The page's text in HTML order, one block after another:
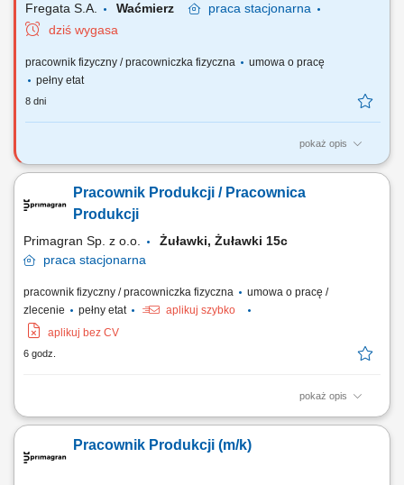
Fregata S.A. Waćmierz praca stacjonarna
dziś wygasa
pracownik fizyczny / pracowniczka fizyczna
umowa o pracę
pełny etat
8 dni
pokaż opis
Wymagania: umiejętność pracy w zespole, zaangażowanie w
dyspozycyjność.Pracownik Produkcji / Pracownica
Produkcji
Primagran Sp. z o.o.
Żuławki, Żuławki 15c
praca stacjonarna
pracownik fizyczny / pracowniczka fizyczna
umowa o pracę /
zlecenie
pełny etat
aplikuj szybko
aplikuj bez CV
6 godz.
pokaż opis
Twoje zadania: Realizacja procesów produkcyjnych zgodnie ze
pracy. Przestrzeganie zasad BHP i utrzymywanie czystości w miejscu
pracy.
Pracownik Produkcji (m/k)